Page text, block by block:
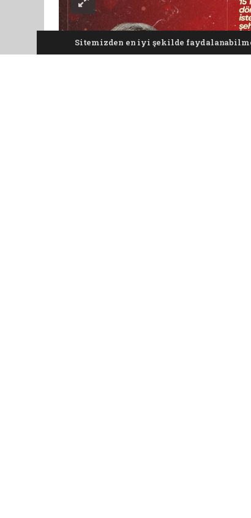
Sitemizden en iyi şekilde